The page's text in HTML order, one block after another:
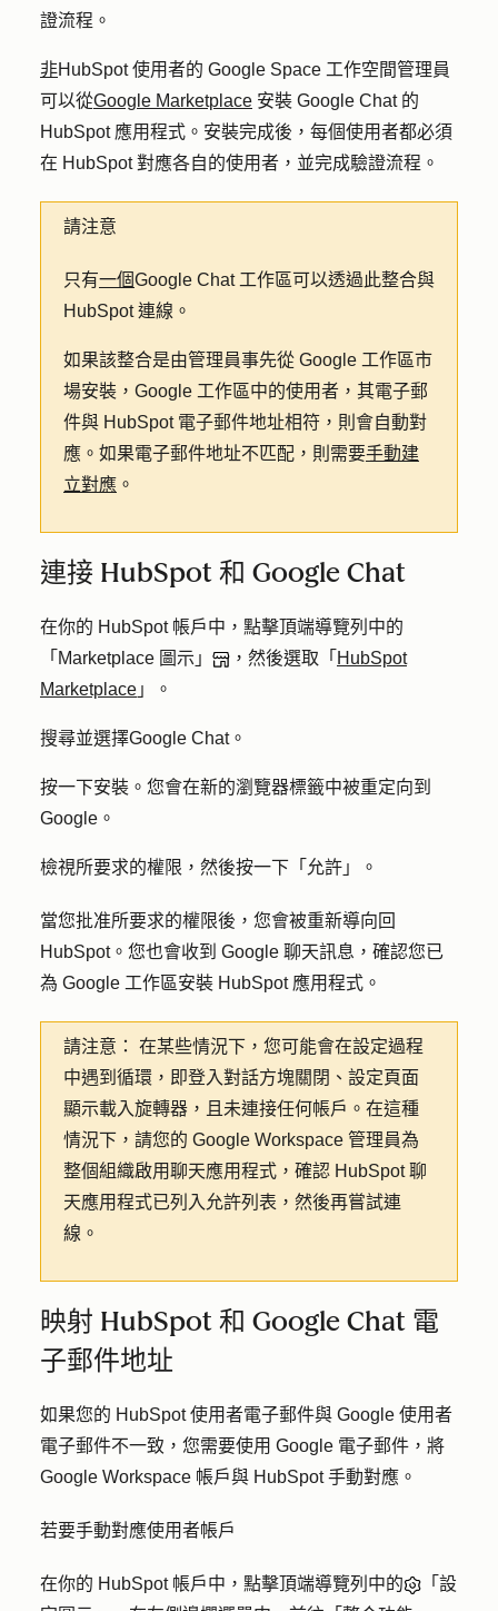
證流程。
非HubSpot 使用者的 Google Space 工作空間管理員
可以從Google Marketplace 安裝 Google Chat 的
HubSpot 應用程式。安裝完成後，每個使用者都必須
在 HubSpot 對應各自的使用者，並完成驗證流程。
請注意
只有一個Google Chat 工作區可以透過此整合與
HubSpot 連線。
如果該整合是由管理員事先從 Google 工作區市
場安裝，Google 工作區中的使用者，其電子郵
件與 HubSpot 電子郵件地址相符，則會自動對
應。如果電子郵件地址不匹配，則需要手動建
立對應 。
連接 HubSpot 和 Google Chat
在你的 HubSpot 帳戶中，點擊頂端導覽列中的
「Marketplace 圖示」
，然後選取「 HubSpot
Marketplace 」。
搜尋並選擇Google Chat。
按一下安裝 。您會在新的瀏覽器標籤中被重定向到
Google。
檢視所要求的權限，然後按一下「 允許 」。
當您批准所要求的權限後，您會被重新導向回
HubSpot。您也會收到 Google 聊天訊息，確認您已
為 Google 工作區安裝 HubSpot 應用程式。
請注意： 在某些情況下，您可能會在設定過程
中遇到循環，即登入對話方塊關閉、設定頁面
顯示載入旋轉器，且未連接任何帳戶。在這種
情況下，請您的 Google Workspace 管理員為
整個組織啟用聊天應用程式，確認 HubSpot 聊
天應用程式已列入允許列表，然後再嘗試連
線。
映射 HubSpot 和 Google Chat 電
子郵件地址
如果您的 HubSpot 使用者電子郵件與 Google 使用者
電子郵件不一致，您需要使用 Google 電子郵件，將
Google Workspace 帳戶與 HubSpot 手動對應。
若要手動對應使用者帳戶
在你的 HubSpot 帳戶中，點擊頂端導覽列中的
「設